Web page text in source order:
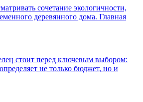
сочетание экологичности,
деревянного дома. Главная
стоит перед ключевым выбором:
не только бюджет, но и